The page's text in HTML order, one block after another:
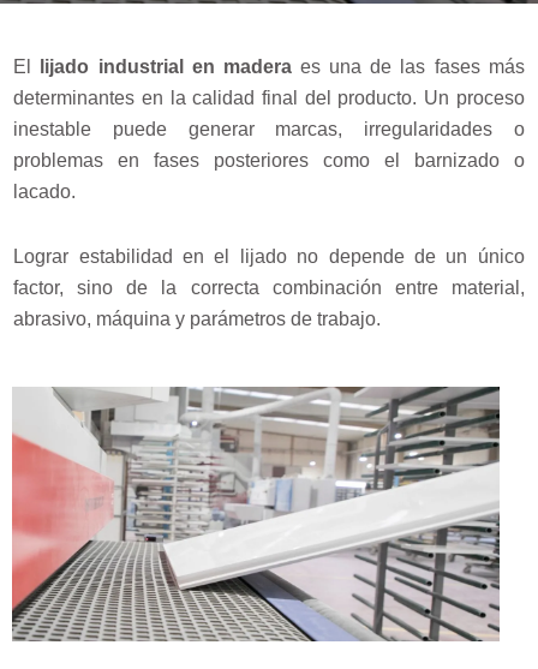
El lijado industrial en maderaes una de las fases más
determinantes en la calidad final del producto. Un proceso
inestable puede generar marcas, irregularidades o
problemas en fases posteriores como el barnizado o
lacado.
Lograr estabilidad en el lijado no depende de un único
factor, sino de la correcta combinación entre material,
abrasivo, máquina y parámetros de trabajo.